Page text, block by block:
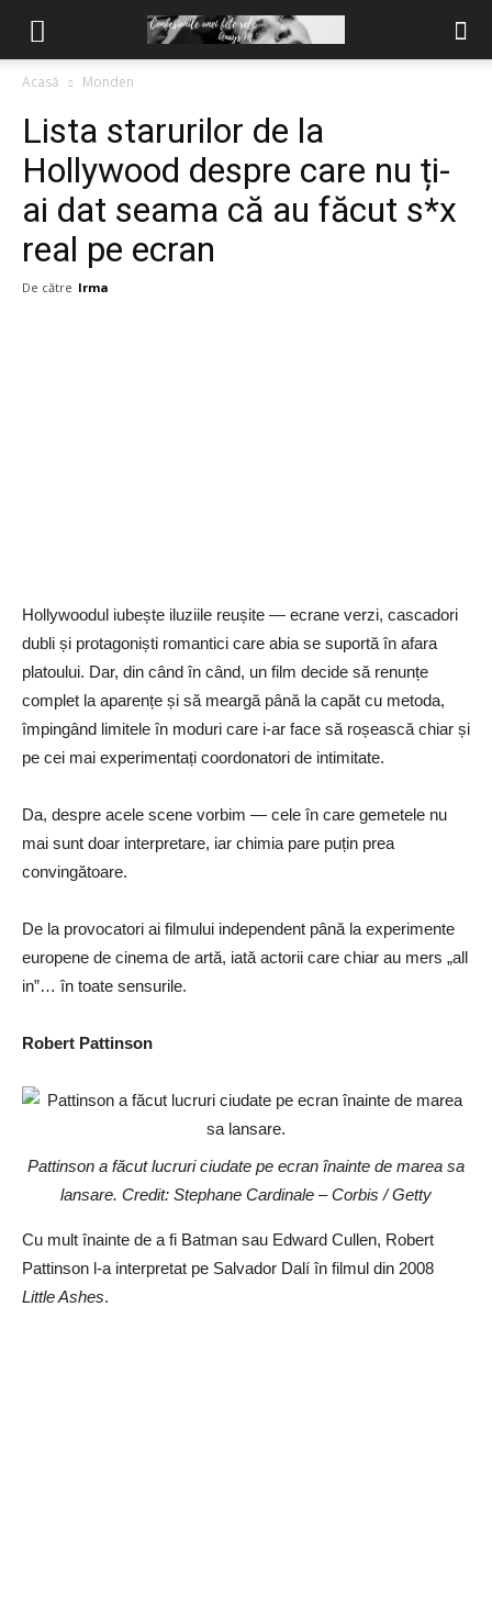
Acasă Monden
Lista starurilor de la
Hollywood despre care nu ți-
ai dat seama că au făcut s*x
real pe ecran
De către Irma
Hollywoodul iubește iluziile reușite — ecrane verzi, cascadori
dubli și protagoniști romantici care abia se suportă în afara
platoului. Dar, din când în când, un film decide să renunțe
complet la aparențe și să meargă până la capăt cu metoda,
împingând limitele în moduri care i-ar face să roșească chiar și
pe cei mai experimentați coordonatori de intimitate.
Da, despre acele scene vorbim — cele în care gemetele nu
mai sunt doar interpretare, iar chimia pare puțin prea
convingătoare.
De la provocatori ai filmului independent până la experimente
europene de cinema de artă, iată actorii care chiar au mers „all
in”… în toate sensurile.
Robert Pattinson
Pattinson a făcut lucruri ciudate pe ecran înainte de marea sa
lansare. Credit: Stephane Cardinale – Corbis / Getty
Cu mult înainte de a fi Batman sau Edward Cullen, Robert
Pattinson l-a interpretat pe Salvador Dalí în filmul din 2008
Little Ashes.